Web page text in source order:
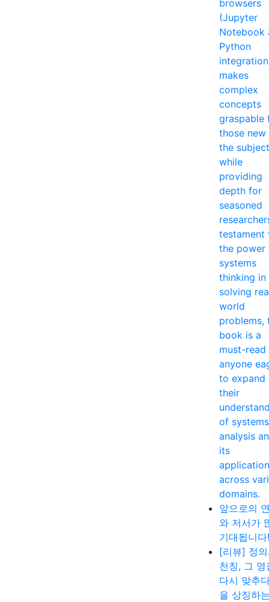
browsers
(Jupyter
Notebook
Python
makes
complex
concepts
graspable
those
the subject
while
providing
depth for
seasoned
testament
the power
systems
thinking in
solving
world
problems,
book is a
must-
anyone
to expand
their
of systems
analysis
its
across
domains.
앞으로의
와 저서가
기대됩니다!
[리뷰] 정
천칭, 그 영
다시 맞추
을 상징하